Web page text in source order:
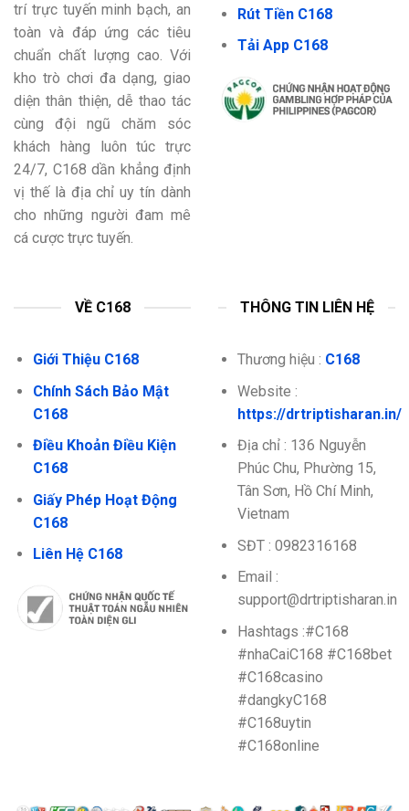
trí trực tuyến minh bạch, an
toàn và đáp ứng các tiêu
chuẩn chất lượng cao. Với
kho trò chơi đa dạng, giao
diện thân thiện, dễ thao tác
cùng đội ngũ chăm sóc
khách hàng luôn túc trực
24/7, C168 dần khẳng định
vị thế là địa chỉ uy tín dành
cho những người đam mê
cá cược trực tuyến.
Rút Tiền C168
Tải App C168
VỀ C168
Giới Thiệu C168
Chính Sách Bảo Mật
C168
Điều Khoản Điều Kiện
C168
Giấy Phép Hoạt Động
C168
Liên Hệ C168
THÔNG TIN LIÊN HỆ
Thương hiệu : C168
Website :
https://drtriptisharan.in/
Địa chỉ : 136 Nguyễn
Phúc Chu, Phường 15,
Tân Sơn, Hồ Chí Minh,
Vietnam
SĐT : 0982316168
Email :
support@drtriptisharan.in
Hashtags :#C168
#nhaCaiC168 #C168bet
#C168casino
#dangkyC168
#C168uytin
#C168online